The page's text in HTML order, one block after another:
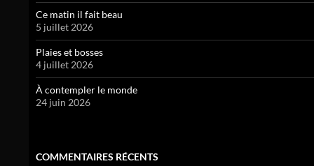
Ce matin il fait beau
5 juillet 2026
Plaies et bosses
4 juillet 2026
À contempler le monde
24 juin 2026
COMMENTAIRES RÉCENTS